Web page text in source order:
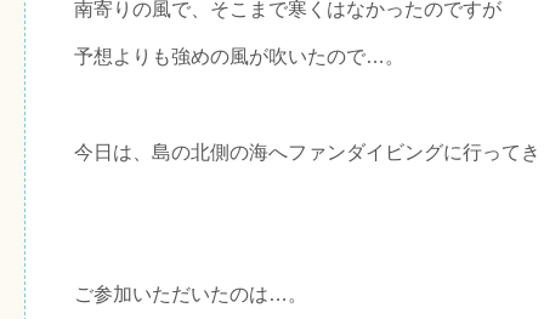
南寄りの風で、そこまで寒くはなかったのですが
予想よりも強めの風が吹いたので…。
今日は、島の北側の海へファンダイビングに行って
ご参加いただいたのは…。